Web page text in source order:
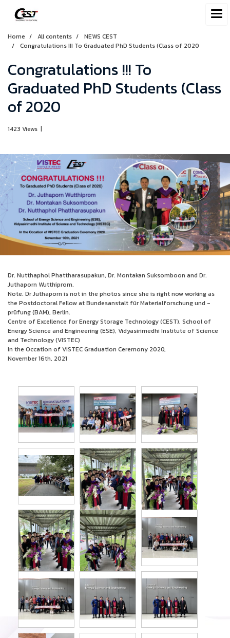
Home All contents
NEWS CEST
Congratulations !!! To Graduated PhD Students (Class of 2020
Congratulations !!! To
Graduated PhD Students (Class
of 2020
1423 Views |
Dr. Nutthaphol Phattharasupakun, Dr. Montakan Suksomboon and Dr.
Juthaporn Wutthiprom.
Note. Dr Juthaporn is not in the photos since she is right now working as
the Postdoctoral Fellow at Bundesanstalt für Materialforschung und -
prüfung (BAM), Berlin.
Centre of Excellence for Energy Storage Technology (CEST), School of
Energy Science and Engineering (ESE), Vidyasirimedhi Institute of Science
and Technology (VISTEC)
In the Occation of VISTEC Graduation Ceremony 2020,
November 16th, 2021